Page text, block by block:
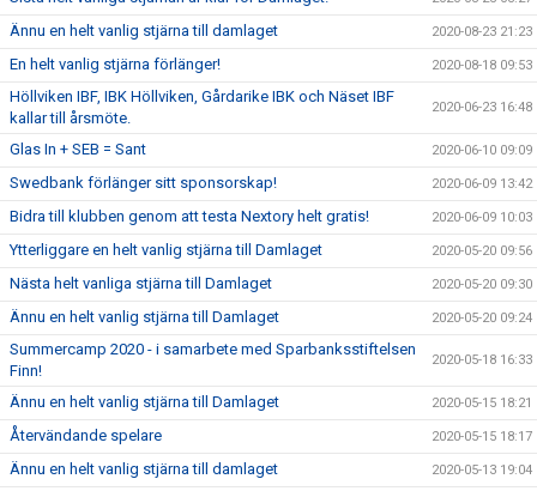
Ännu en helt vanlig stjärna till damlaget 2020-08-23 21:23
En helt vanlig stjärna förlänger! 2020-08-18 09:53
Höllviken IBF, IBK Höllviken, Gårdarike IBK och Näset IBF
kallar till årsmöte.
2020-06-23 16:48
Glas In + SEB = Sant 2020-06-10 09:09
Swedbank förlänger sitt sponsorskap! 2020-06-09 13:42
Bidra till klubben genom att testa Nextory helt gratis! 2020-06-09 10:03
Ytterliggare en helt vanlig stjärna till Damlaget 2020-05-20 09:56
Nästa helt vanliga stjärna till Damlaget 2020-05-20 09:30
Ännu en helt vanlig stjärna till Damlaget 2020-05-20 09:24
Summercamp 2020 - i samarbete med Sparbanksstiftelsen
Finn!
2020-05-18 16:33
Ännu en helt vanlig stjärna till Damlaget 2020-05-15 18:21
Återvändande spelare 2020-05-15 18:17
Ännu en helt vanlig stjärna till damlaget 2020-05-13 19:04